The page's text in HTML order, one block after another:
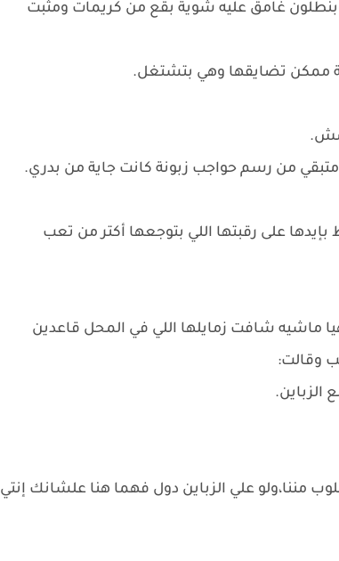
غامق عليه شوية بقع من كريمات ومثبت
ممكن تضايقها وهي بتشتغل.
متبقي من رسم حواجب زبونة كانت جاية من بدري.
على رقبتها اللي بتوجعها أكتر من تعب
شافت زمايلها اللي في المحل قاعدين
وقالت:
الزباين.
مننا،ولو علي الزباين دول فهما هنا علشانك إنتي